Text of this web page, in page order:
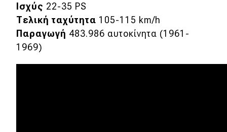
Ισχύς 22-35 PS
Tελική ταχύτητα 105-115 km/h
Παραγωγή 483.986 αυτοκίνητα (1961-
1969)